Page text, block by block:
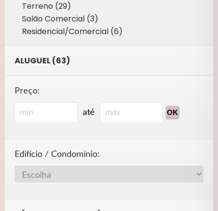
Terreno (29)
Salão Comercial (3)
Residencial/Comercial (6)
ALUGUEL (63)
Preço:
até
Edifício / Condomínio: